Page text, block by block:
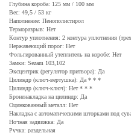
Глубина короба: 125 мм / 100 мм
Вес: 49,5 / 53 кг
Наполнение: Пенополистирол
Терморазрыв: Нет
Контур уплотнения: 2 контура уплотнения
Нержавеющий порог: Нет
Фольгированный утеплитель на коробе: Нет
Замки: Sezam 103,102
Эксцентрик (регулятор притвора): Да
Цилиндр (ключ-вертушка): Да * * *
Цилиндр (ключ-ключ): Нет * * *
Броненакладка на цилиндр: Да
Оцинкованный металл: Нет
Накладка с автоматическими шторками под
Ночная задвижка: Да
Ручка: раздельная